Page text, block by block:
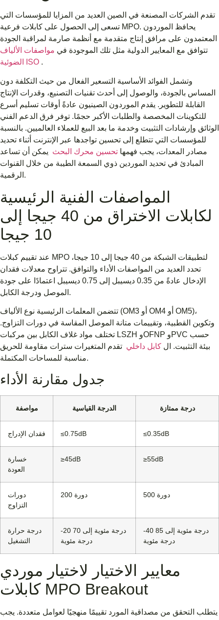
تقدم الشركات المصنعة في الصين العديد من المزايا للمؤسسات التي
تسعى إلى الحصول على كابلات فرعية MPO. يحافظ الموردون
المعتمدون على مرافق إنتاج متقدمة مع أنظمة صارمة لمراقبة الجودة
تتوافق مع المعايير الدولية مثل تلك الموجودة في مواصفات الألياف
الضوئية ISO .
وتشمل الفوائد الأساسية التسعير الفعال من حيث التكلفة دون
المساس بالجودة، والوصول إلى أحدث تقنيات التصنيع، وقدرات الإنتاج
القابلة للتطوير. يقدم الموردون الصينيون عادةً أوقات تسليم أسرع
للتكوينات المخصصة والطلبات الأكبر حجمًا. توفر فرق الدعم الفني
الوثائق وإرشادات التثبيت وخدمة ما بعد البيع للعملاء العالميين. بالنسبة
للمؤسسات التي تتطلع إلى تحسين تواجدها عبر الإنترنت أثناء تحديد
مصادر المعدات، يجب فهمها تحسين محرك البحث يمكن أن تساعد
المبادئ في تحديد الموردين ذوي السمعة الطيبة من خلال القنوات
الرقمية.
المواصفات الفنية الرئيسية
لكابلات الاختراق من 40 جيجا إلى
عند تقييم كبلات MPO لتطبيقات الشبكة من 40 جيجا إلى 10 جيجا،
تحدد العديد من المواصفات الأداء والتوافق. تتراوح معدلات فقدان
الإدخال عادةً من 0.35 ديسيبل إلى 0.75 ديسيبل اعتمادًا على جودة
الموصل ودرجة الكابل.
تتضمن المعلمات الرئيسية نوع الألياف (OM3 أو OM4 أو OM5)،
وتكوين القطبية، وتقييمات متانة الموصل المقاسة في دورات التزاوج.
تختلف مواد غلاف الكابل بين مركبات LSZH وOFNP وPVC حسب
بيئة التثبيت. ال كابل داخلي تقدم المتغيرات سترات مقاومة للحريق
مناسبة للمساحات المكتملة.
جدول مقارنة الأداء
مواصفة الدرجة القياسية درجة ممتازة
فقدان الإدراج ≤0.75dB ≤0.35dB
خسارة
العودة
≥45dB ≥55dB
دورات
التزاوج
200 دورة 500 دورة
درجة حرارة
التشغيل
-20 درجة مئوية إلى 70
درجة مئوية
-40 درجة مئوية إلى 85
درجة مئوية
معايير الاختيار لاختيار موردي
كابلات MPO Breakout
يتطلب التحقق من مصداقية المورد تقييمًا منهجيًا لعوامل متعددة. يجب